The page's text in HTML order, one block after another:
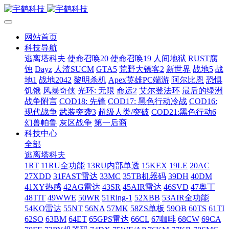
网站首页
科技导航
逃离塔科夫 使命召唤20 使命召唤19 人间地狱 RUST腐
蚀 Dayz 人渣SUCM GTA5 荒野大镖客2 新世界 战地5 战
地1 战地2042 黎明杀机 Apex英雄PC端游 阿尔比恩 恐惧
饥饿 风暴奇侠 光环: 无限 命运2 艾尔登法环 最后的绿洲
战争附言 COD18: 先锋 COD17: 黑色行动冷战 COD16:
现代战争 武装突袭3 超级人类/突破 COD21:黑色行动6
幻兽帕鲁 灰区战争 第一后裔
科技中心
全部
逃离塔科夫
1RT 11RU全功能 13RU内部单透 15KEX 19LE 20AC
27XDD 31FAST雷达 33MC 35TB机器码 39DH 40DM
41XY热感 42AG雷达 43SR 45AIR雷达 46SVD 47奥丁
48TIT 49WWE 50WR 51Ring-1 52XBB 53AIR全功能
54KO雷达 55NT 56NA 57MK 58ZS单板 59OB 60TS 61TI
62SO 63BM 64ET 65GPS雷达 66CL 67咖啡 68CW 69CA